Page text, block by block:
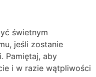
świetnym
jeśli zostanie
Pamiętaj, aby
i w razie wątpliwości